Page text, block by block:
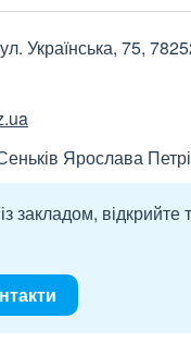
Українська, 75,
Ярослава
закладом, відкрийте